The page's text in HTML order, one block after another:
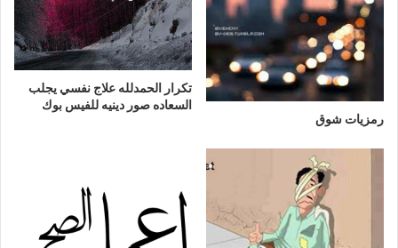
رمزيات شوق
تكرار الحمدلله علاج نفسي يجلب
السعاده صور دينيه للفيس بوك